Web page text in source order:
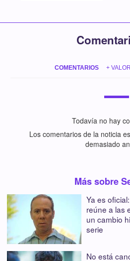
COMENTARIOS +
Todavía no hay
Los comentarios de la noticia
demasiado
Más sobre
Ya es
reúne a las
un cambio
serie
No está